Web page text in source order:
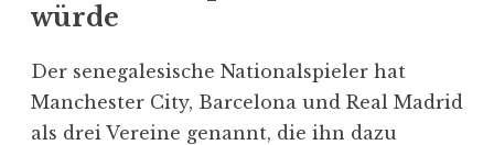
würde
Der senegalesische Nationalspieler hat
Manchester City, Barcelona und Real Madrid
als drei Vereine genannt, die ihn dazu